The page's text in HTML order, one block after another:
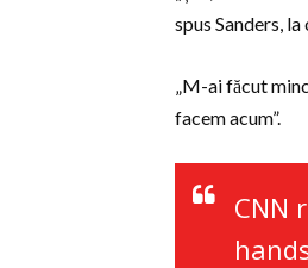
spus Sanders, la
„M-ai făcut
facem acum”.
CNN